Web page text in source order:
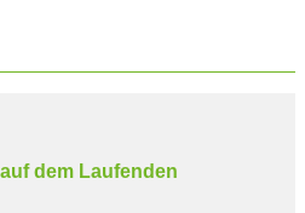
dem Laufenden